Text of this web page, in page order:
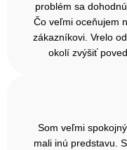
problém sa
Čo veľmi oceňujem
zákazníkovi. Vrelo
okolí zvýšiť
Som veľmi
mali inú predstavu.